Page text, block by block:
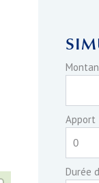
Apport
Durée